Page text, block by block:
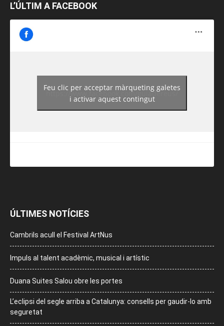
L’ÚLTIM A FACEBOOK
https://www.facebook.com/guiadereus/
Feu clic per acceptar màrqueting galetes
i activar aquest contingut
ÚLTIMES NOTÍCIES
Cambrils acull el Festival ArtNus
Impuls al talent acadèmic, musical i artístic
Duana Suites Salou obre les portes
L’eclipsi del segle arriba a Catalunya: consells per gaudir-lo amb
seguretat